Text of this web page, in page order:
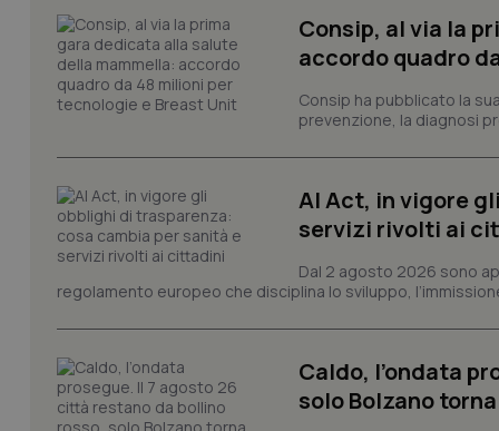
Consip, al via la
accordo quadro
Consip ha pubblicato la
prevenzione, la diagnosi
AI Act, in vigore
servizi rivolti ai
Dal 2 agosto 2026 sono
regolamento europeo che disciplina lo sviluppo,
Caldo, l’ondata
solo Bolzano
tracking-enable
tracking-sites-
session-id
_ga